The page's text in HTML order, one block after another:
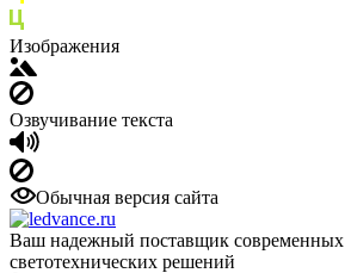
Изображения
Озвучивание текста
Обычная версия сайта
Ваш надежный поставщик современных
светотехнических решений